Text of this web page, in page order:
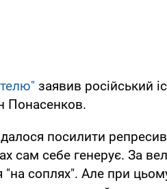
заявив російський
Понасенков.
посилити
сам себе генерує. За
соплях". Але при